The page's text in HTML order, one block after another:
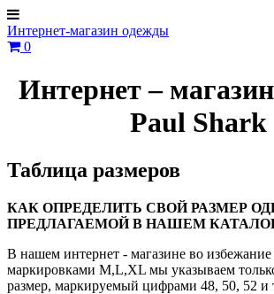
Интернет-магазин одежды
0
Интернет –
Paul Shark
Таблица размеров
КАК ОПРЕДЕЛИТЬ СВОЙ РАЗМЕР
ПРЕДЛАГАЕМОЙ В НАШЕМ
В нашем интернет - магазине во
маркировками М,L,XL мы указываем
размер, маркируемый цифрами 48, 50, 52 и